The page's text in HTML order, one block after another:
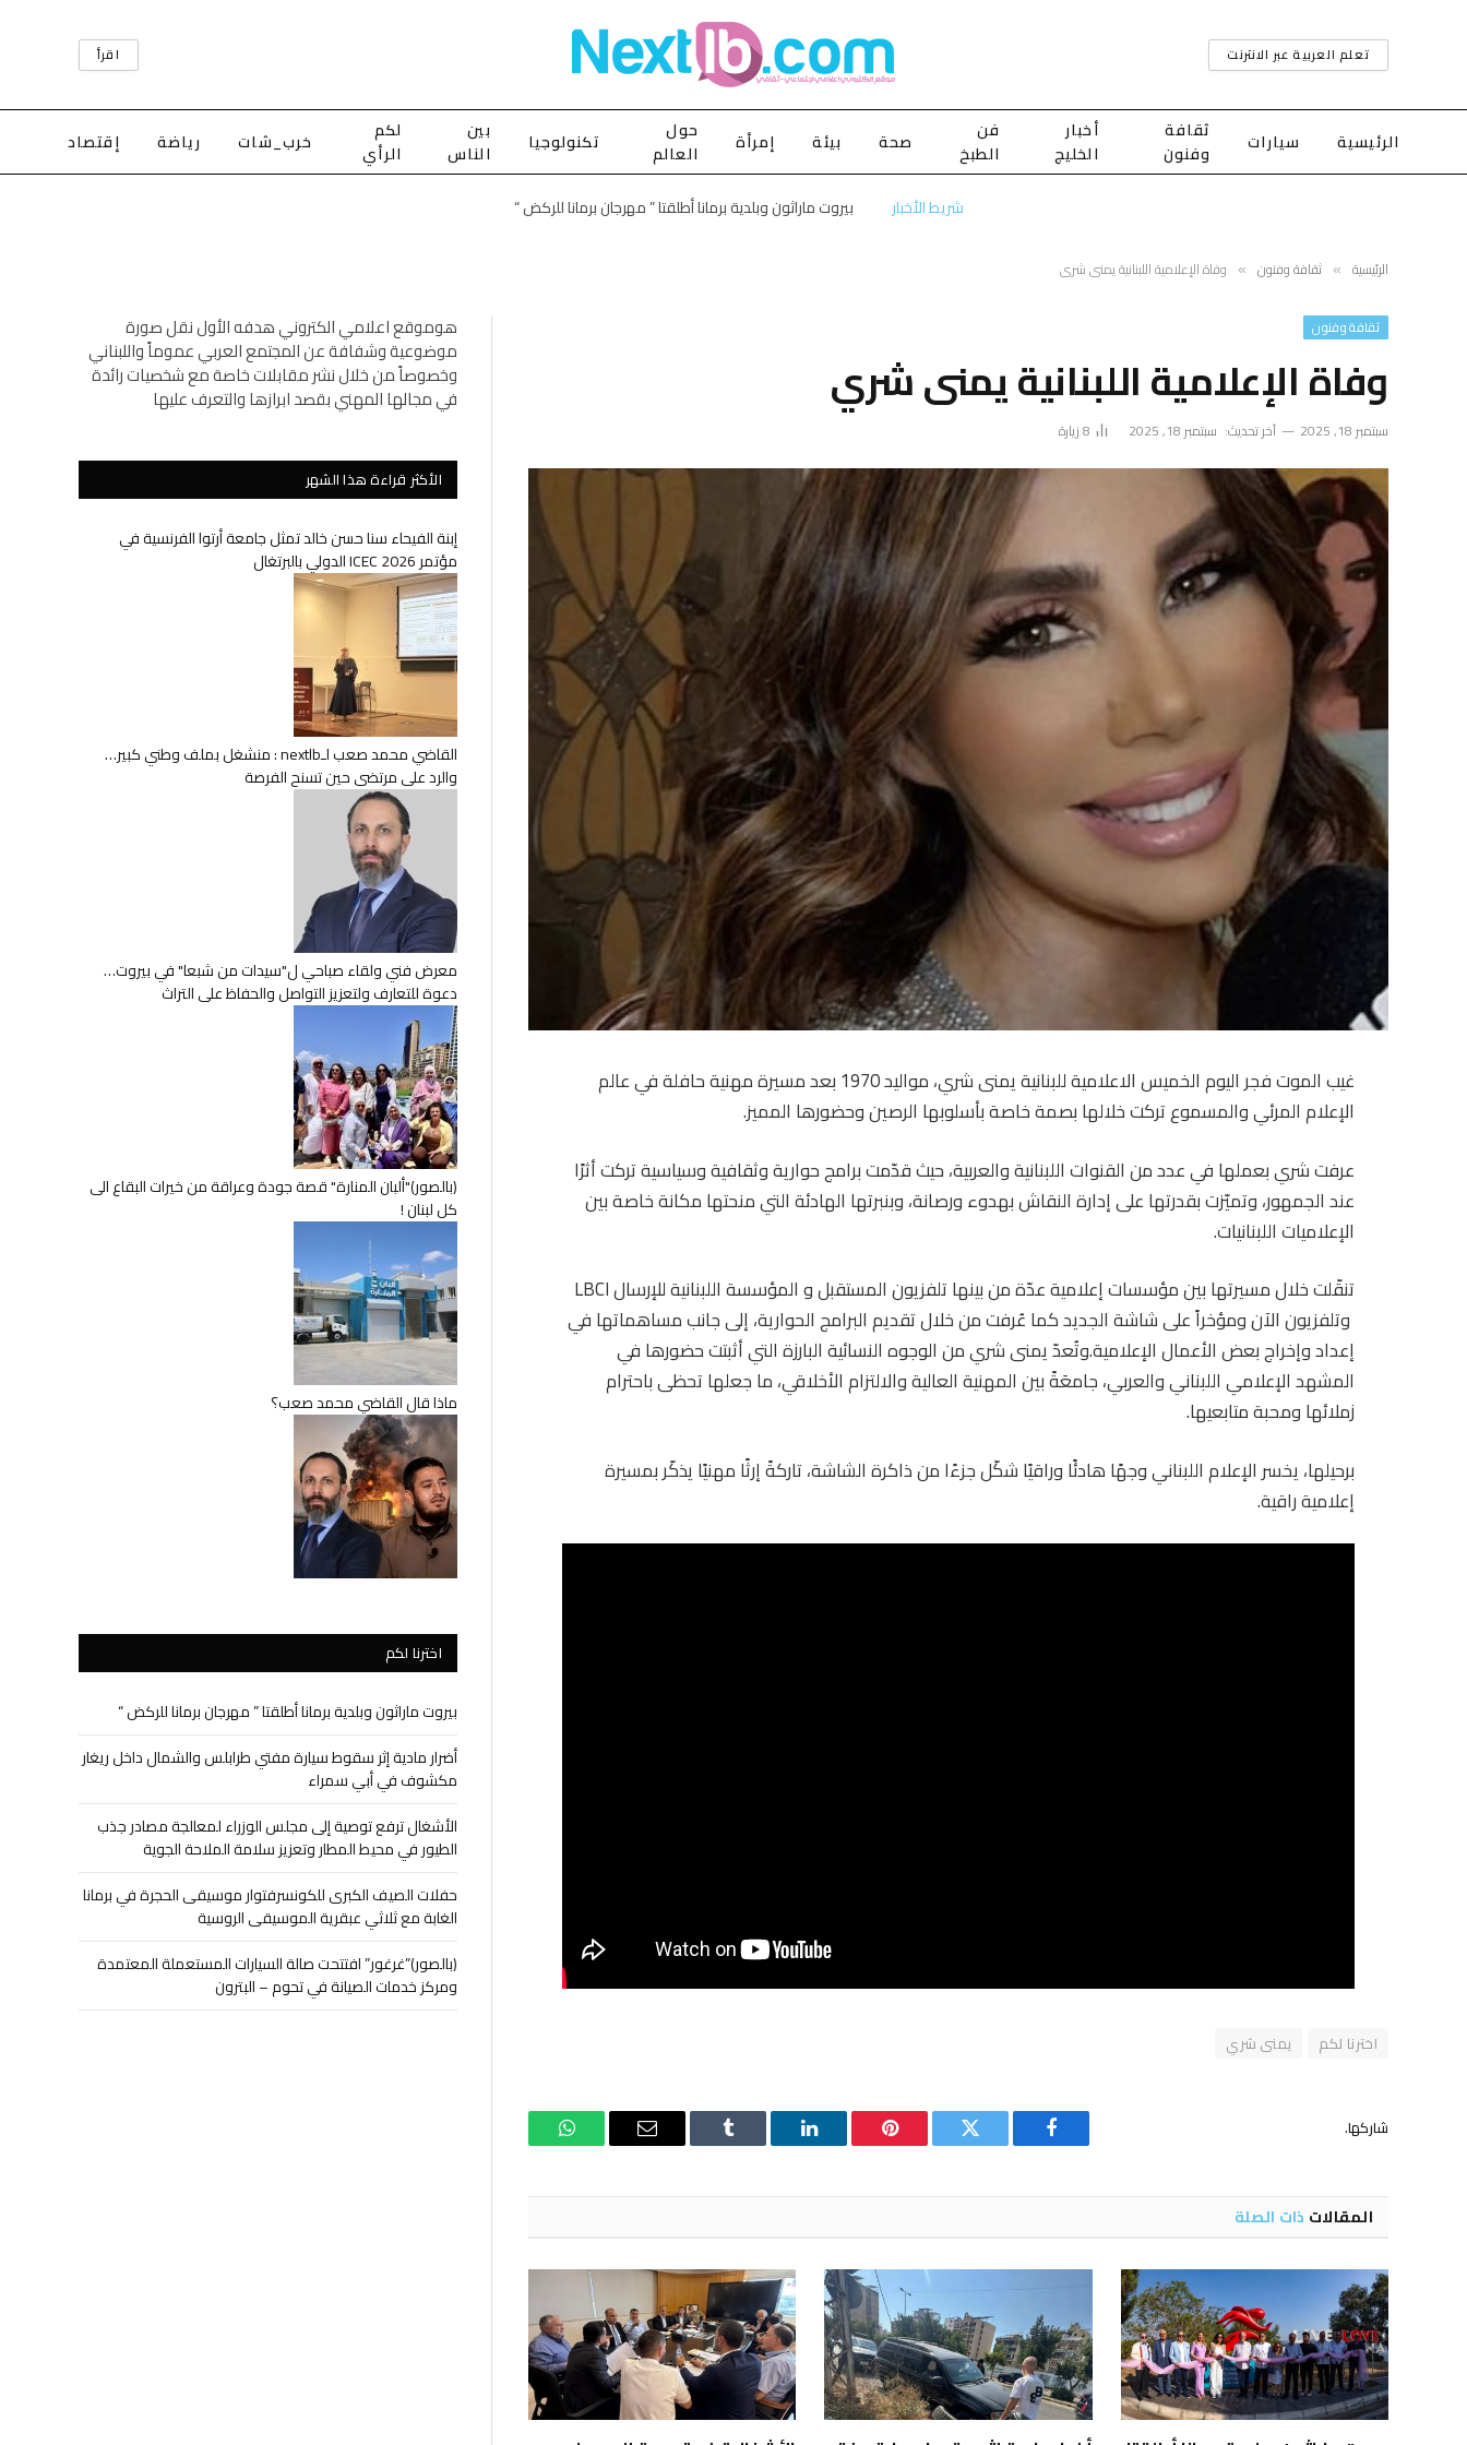
تعلم العربية عبر الانترنت اقرأ
الرئيسية سيارات
ثقافة
وفنون
أخبار
الخليج
فن
الطبخ
صحة بيئة إمرأة
حول
العالم
تكنولوجيا
بين
الناس
لكم
الرأي
خرب_شات رياضة إقتصاد
شريط الأخبار بيروت ماراثون وبلدية برمانا أطلقتا ” مهرجان برمانا للركض “
الرئيسية » ثقافة وفنون » وفاة الإعلامية اللبنانية يمنى شري
ثقافة وفنون
وفاة الإعلامية اللبنانية يمنى شري
سبتمبر 18, 2025 آخر تحديث: سبتمبر 18, 2025 8زيارة
غيب الموت فجر اليوم الخميس الاعلامية للبنانية يمنى شري، مواليد 1970 بعد مسيرة مهنية حافلة في عالم
الإعلام المرئي والمسموع تركت خلالها بصمة خاصة بأسلوبها الرصين وحضورها المميز.
عرفت شري بعملها في عدد من القنوات اللبنانية والعربية، حيث قدّمت برامج حوارية وثقافية وسياسية تركت أثرًا
عند الجمهور، وتميّزت بقدرتها على إدارة النقاش بهدوء ورصانة، وبنبرتها الهادئة التي منحتها مكانة خاصة بين
الإعلاميات اللبنانيات.
تنقّلت خلال مسيرتها بين مؤسسات إعلامية عدّة من بينها تلفزيون المستقبل و المؤسسة اللبنانية للإرسال LBCI
وتلفزيون الآن ومؤخراً على شاشة الجديد كما عُرفت من خلال تقديم البرامج الحوارية، إلى جانب مساهماتها في
إعداد وإخراج بعض الأعمال الإعلامية.وتُعدّ يمنى شري من الوجوه النسائية البارزة التي أثبتت حضورها في
المشهد الإعلامي اللبناني والعربي، جامعَةً بين المهنية العالية والالتزام الأخلاقي، ما جعلها تحظى باحترام
زملائها ومحبة متابعيها.
برحيلها، يخسر الإعلام اللبناني وجهًا هادئًا وراقيًا شكّل جزءًا من ذاكرة الشاشة، تاركةً إرثًا مهنيًا يذكّر بمسيرة
إعلامية راقية.
اخترنا لكم يمنى شري
شاركها.
فيسبوك تويتر بينتيريستلينكدإن Tumblr
البريد
واتساب
المقالات ذات الصلة
هوموقع اعلامي الكتروني هدفه الأول نقل صورة
موضوعية وشفافة عن المجتمع العربي عموماً واللبناني
وخصوصاً من خلال نشر مقابلات خاصة مع شخصيات رائدة
في مجالها المهني بقصد ابرازها والتعرف عليها
الأكثر قراءة هذا الشهر
إبنة الفيحاء سنا حسن خالد تمثل جامعة أرتوا الفرنسية في
مؤتمر ICEC 2026 الدولي بالبرتغال
القاضي محمد صعب لـnextlb : منشغل بملف وطني كبير…
والرد على مرتضى حين تسنح الفرصة
معرض فني ولقاء صباحي ل"سيدات من شبعا" في بيروت…
دعوة للتعارف ولتعزيز التواصل والحفاظ على التراث
(بالصور)"ألبان المنارة" قصة جودة وعراقة من خيرات البقاع الى
كل لبنان !
ماذا قال القاضي محمد صعب؟
اخترنا لكم
بيروت ماراثون وبلدية برمانا أطلقتا ” مهرجان برمانا للركض “
أضرار مادية إثر سقوط سيارة مفتي طرابلس والشمال داخل ريغار
مكشوف في أبي سمراء
الأشغال ترفع توصية إلى مجلس الوزراء لمعالجة مصادر جذب
الطيور في محيط المطار وتعزيز سلامة الملاحة الجوية
حفلات الصيف الكبرى للكونسرفتوار موسيقى الحجرة في برمانا
الغابة مع ثلاثي عبقرية الموسيقى الروسية
(بالصور)”غرغور” افتتحت صالة السيارات المستعملة المعتمدة
ومركز خدمات الصيانة في تحوم – البترون